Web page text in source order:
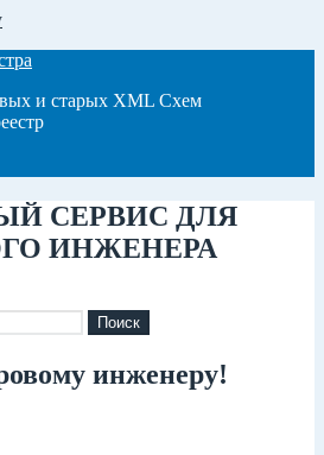
и старых XML Схем
СЕРВИС ДЛЯ
ИНЖЕНЕРА
инженеру!